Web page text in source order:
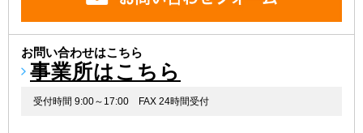
お問い合わせはこちら
事業所はこちら
受付時間 9:00～17:00 FAX 24時間受付